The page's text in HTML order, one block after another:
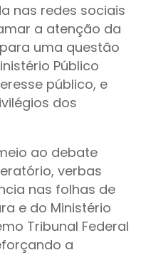
nas redes sociais
a atenção da
uma questão
Público
público, e
dos
ao debate
verbas
nas folhas de
e do Ministério
Tribunal Federal
a